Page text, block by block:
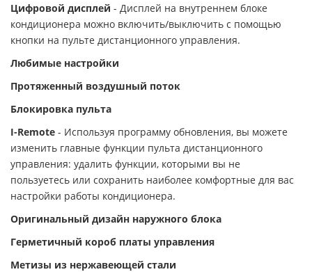
Цифровой дисплей - Дисплей на внутреннем блоке
кондиционера можно включить/выключить с помощью
кнопки на пульте дистанционного управления.
Любимые настройки
Протяженный воздушный поток
Блокировка пульта
I-Remote - Используя программу обновления, вы можете
изменить главные функции пульта дистанционного
управления: удалить функции, которыми вы не
пользуетесь или сохранить наиболее комфортные для вас
настройки работы кондиционера.
Оригинальный дизайн наружного блока
Герметичный короб платы управления
Метизы из нержавеющей стали